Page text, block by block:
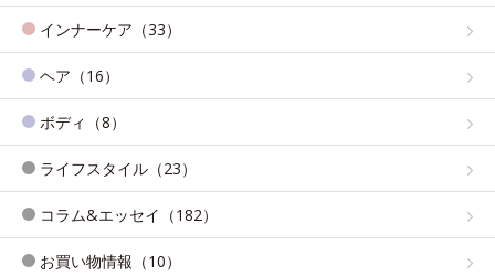
インナーケア（33）
ヘア（16）
ボディ（8）
ライフスタイル（23）
コラム&エッセイ（182）
お買い物情報（10）